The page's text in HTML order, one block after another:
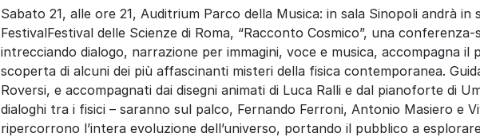
Sabato 21, alle ore 21, Auditrium Parco della Musica: in sala Sinopoli andrà in
FestivalFestival delle Scienze di Roma, “Racconto Cosmico”, una
intrecciando dialogo, narrazione per immagini, voce e musica, accompagna il
scoperta di alcuni dei più affascinanti misteri della fisica contemporanea.
Roversi, e accompagnati dai disegni animati di Luca Ralli e dal pianoforte di
dialoghi tra i fisici – saranno sul palco, Fernando Ferroni, Antonio Masiero e
ripercorrono l’intera evoluzione dell’universo, portando il pubblico a